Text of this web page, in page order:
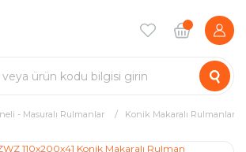
- Masuralı Rulmanlar Konik Makaralı Rulmanlar